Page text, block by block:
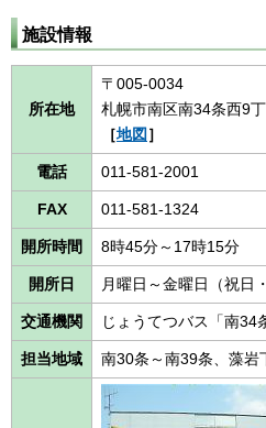
施設情報
所在地
〒005-0034
札幌市南区南34条西9
［地図 ］
電話 011-581-2001
FAX 011-581-1324
開所時間 8時45分～17時15分
開所日 月曜日～金曜日（祝日
交通機関 じょうてつバス「南
担当地域 南30条～南39条、藻岩